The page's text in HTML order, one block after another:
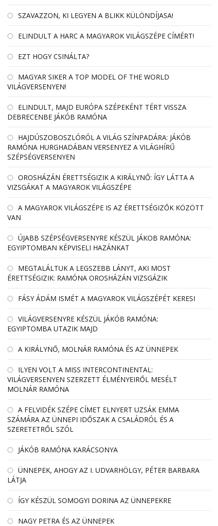
SZAVAZZON, KI LEGYEN A BLIKK KÜLÖNDÍJASA!
ELINDULT A HARC A MAGYAROK VILÁGSZÉPE CÍMÉRT!
EZT HOGY CSINÁLTA?
MAGYAR SIKER A TOP MODEL OF THE WORLD
VILÁGVERSENYEN!
ELINDULT, MAJD EURÓPA SZÉPEKÉNT TÉRT VISSZA
DEBRECENBE JÁKÓB RAMÓNA
HAJDÚSZOBOSZLÓRÓL A VILÁG SZÍNPADÁRA: JÁKÓB
RAMÓNA HURGHADÁBAN VERSENYEZ A VILÁGHÍRŰ
SZÉPSÉGVERSENYEN
OROSHÁZÁN ÉRETTSÉGIZIK A KIRÁLYNŐ: ÍGY LÁTTA A
VIZSGÁKAT A MAGYAROK VILÁGSZÉPE
A MAGYAROK VILÁGSZÉPE IS AZ ÉRETTSÉGIZŐK KÖZÖTT
VAN
ÚJABB SZÉPSÉGVERSENYRE KÉSZÜL JÁKOB RAMÓNA:
EGYIPTOMBAN KÉPVISELI HAZÁNKAT
MEGTALÁLTUK A LEGSZEBB LÁNYT, AKI MOST
ÉRETTSÉGIZIK: RAMÓNA OROSHÁZÁN VIZSGÁZIK
FÁSY ÁDÁM ISMÉT A MAGYAROK VILÁGSZÉPÉT KERESI
VILÁGVERSENYRE KÉSZÜL JÁKÓB RAMÓNA:
EGYIPTOMBA UTAZIK MAJD
A KIRÁLYNŐ, MOLNÁR RAMÓNA ÉS AZ ÜNNEPEK
ILYEN VOLT A MISS INTERCONTINENTAL:
VILÁGVERSENYEN SZERZETT ÉLMÉNYEIRŐL MESÉLT
MOLNÁR RAMÓNA
A FELVIDÉK SZÉPE CÍMET ELNYERT UZSÁK EMMA
SZÁMÁRA AZ ÜNNEPI IDŐSZAK A CSALÁDRÓL ÉS A
SZERETETRŐL SZÓL
JÁKÓB RAMÓNA KARÁCSONYA
ÜNNEPEK, AHOGY AZ I. UDVARHÖLGY, PÉTER BARBARA
LÁTJA
ÍGY KÉSZÜL SOMOGYI DORINA AZ ÜNNEPEKRE
NAGY PETRA ÉS AZ ÜNNEPEK